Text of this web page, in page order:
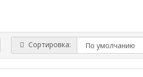
Сортировка: